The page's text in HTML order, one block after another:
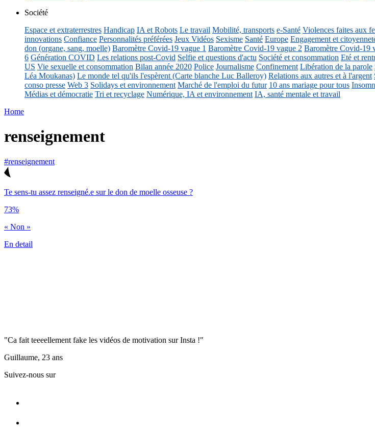
Société
Espace et extraterrestres Handicap IA et Robots Le travail Mobilité, transports e-Santé Violences faites aux
innovations Confiance Personnalités préférées Jeux Vidéos Sexisme Santé Europe Engagement et
don (organe, sang, moelle) Baromètre Covid-19 vague 1 Baromètre Covid-19 vague 2 Baromètre Covid-19
6 Génération COVID Les relations post-Covid Selfie et questions d'actu Société et consommation Eté et
US Vie sexuelle et consommation Bilan année 2020 Police Journalisme Confinement Libération de la parole
Léa Moukanas) Le monde tel qu'ils l'espèrent (Carte blanche Luc Balleroy) Relations aux autres et à l'argent
conso presse Web 3 Solidays et environnement Marché de l'emploi du futur 10 ans mariage pour tous
Médias et démocratie Tri et recyclage Numérique, IA et environnement IA, santé mentale et travail
Home
renseignement
#renseignement
Te sens-tu assez renseigné.e sur le don de moelle osseuse ?
73%
« Non »
En detail
"Ca fait teeeellement fake les vidéos de motivation sur Insta !"
Guillaume, 23 ans
Suivez-nous sur